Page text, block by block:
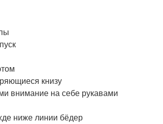
книзу
внимание на себе рукавами
ниже линии бёдер